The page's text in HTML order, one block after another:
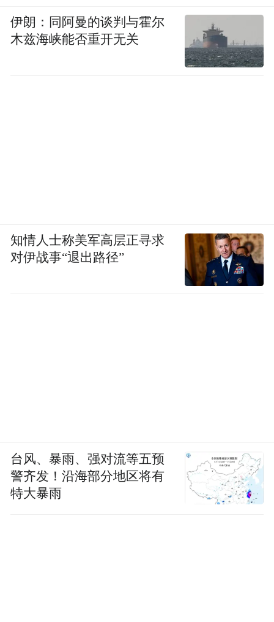
伊朗：同阿曼的谈判与霍尔
木兹海峡能否重开无关
知情人士称美军高层正寻求
对伊战事“退出路径”
台风、暴雨、强对流等五预
警齐发！沿海部分地区将有
特大暴雨